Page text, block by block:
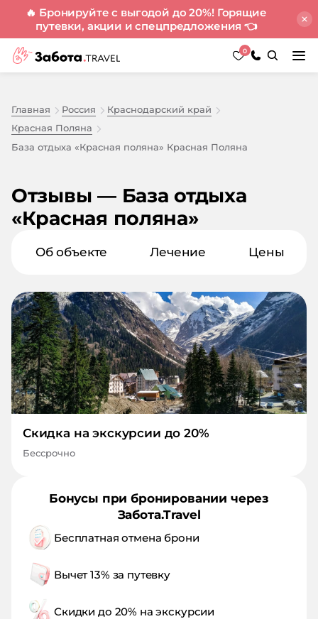
🔥 Бронируйте с выгодой до 20%! Горящие
путевки, акции и спецпредложения 👈
0
Главная Россия
Краснодарский край
Красная Поляна
База отдыха «Красная поляна» Красная Поляна
Отзывы — База отдыха
«Красная поляна»
Об объекте Лечение Цены
Скидка на экскурсии до 20%
Бессрочно
Бонусы при бронировании через
Забота.Travel
Бесплатная отмена брони
Вычет 13% за путевку
Скидки до 20% на экскурсии